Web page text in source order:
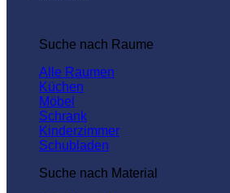
Suche nach Raume
Alle Raumen
Küchen
Möbel
Schrank
Kinderzimmer
Schubladen
Suche nach Material